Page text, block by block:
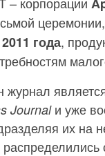
года,
журнал
Journalи уже
их на